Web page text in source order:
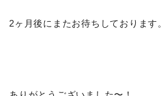
2ヶ月後にまたお待ちしております。